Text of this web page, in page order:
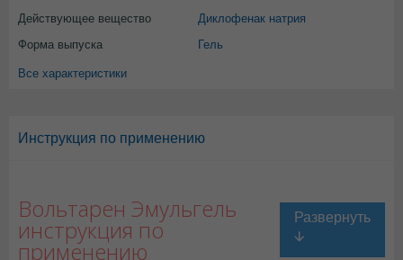
Действующее вещество
Диклофенак натрия
Форма выпуска
Гель
Все характеристики
Инструкция по применению
Вольтарен Эмульгель
инструкция по
применению